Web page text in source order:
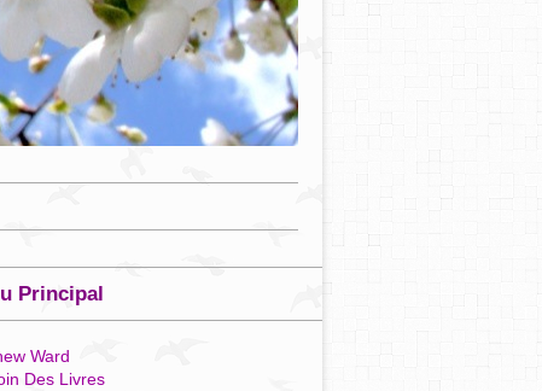
Principal
Ward
Des Livres